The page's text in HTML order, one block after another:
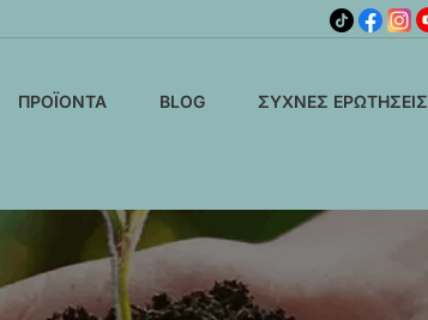
ΠΡΟΪΌΝΤΑ BLOG ΣΥΧΝΈΣ ΕΡΩΤΉΣΕΙΣ